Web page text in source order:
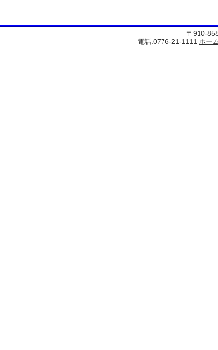
〒910-
電話:0776-21-1111 ホー